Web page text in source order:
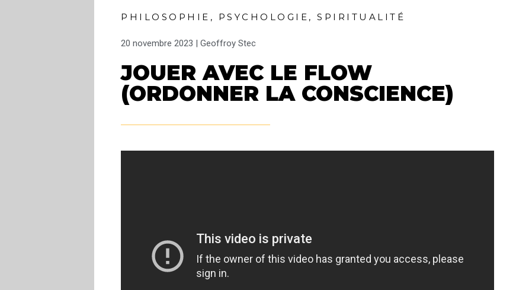
PHILOSOPHIE , PSYCHOLOGIE , SPIRITUALITÉ
20 novembre 2023 | Geoffroy Stec
JOUER AVEC LE FLOW
(ORDONNER LA CONSCIENCE)